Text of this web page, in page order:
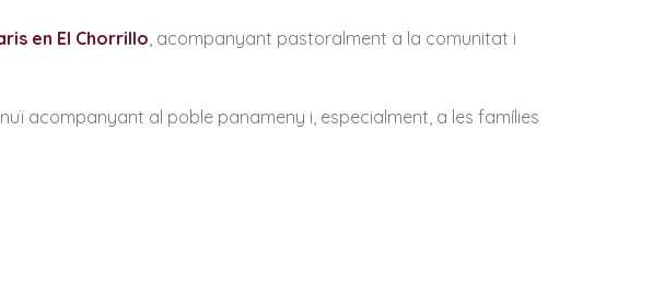
en El Chorrillo, acompanyant pastoralment a la comunitat i
acompanyant al poble panameny i, especialment, a les famílies